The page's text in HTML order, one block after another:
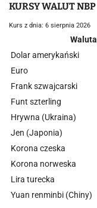
KURSY WALUT NBP
Kurs z dnia: 6 sierpnia 2026
Waluta
Dolar amerykański
Euro
Frank szwajcarski
Funt szterling
Hrywna (Ukraina)
Jen (Japonia)
Korona czeska
Korona norweska
Lira turecka
Yuan renminbi (Chiny)